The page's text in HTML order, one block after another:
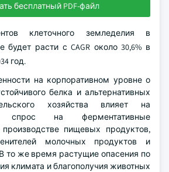
бесплатный PDF-файл
клеточного земледелия в
расти с CAGR около 30,6% в
год.
на корпоративном уровне о
белка и альтернативных
хозяйства влияет на
спрос на ферментативные
пищевых продуктов,
молочных продуктов и
то же время растущие опасения по
климата и благополучия животных